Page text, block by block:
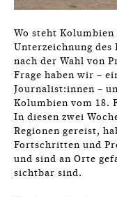
Wo steht Kolumbien
Unterzeichnung des
nach der Wahl von
Frage haben wir –
Journalist:innen –
Kolumbien vom 18.
In diesen zwei
Regionen gereist,
Fortschritten und
und sind an Orte
sichtbar sind.